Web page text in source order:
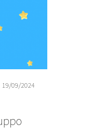
19/09/2024